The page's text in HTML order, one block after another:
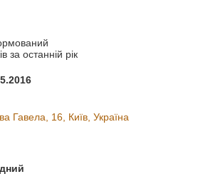
за останній рік
Гавела, 16, Київ, Україна